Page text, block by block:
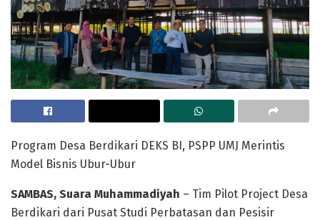
Program Desa Berdikari DEKS BI, PSPP UMJ Merintis
Model Bisnis Ubur-Ubur
SAMBAS, Suara Muhammadiyah – Tim Pilot Project Desa
Berdikari dari Pusat Studi Perbatasan dan Pesisir